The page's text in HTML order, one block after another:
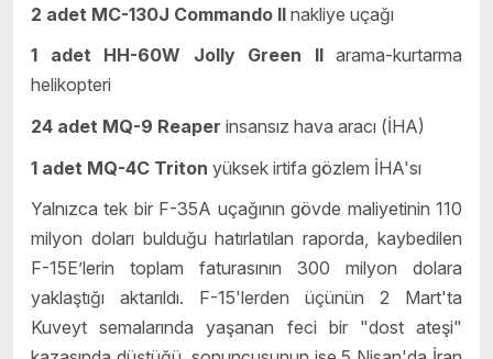
2 adet MC-130J Commando II nakliye uçağı
1 adet HH-60W Jolly Green IIarama-kurtarma
helikopteri
24 adet MQ-9 Reaper insansız hava aracı (İHA)
1 adet MQ-4C Triton yüksek irtifa gözlem İHA'sı
Yalnızca tek bir F-35A uçağının gövde maliyetinin 110
milyon doları bulduğu hatırlatılan raporda, kaybedilen
F-15E’lerin toplam faturasının 300 milyon dolara
yaklaştığı aktarıldı. F-15'lerden üçünün 2 Mart'ta
Kuveyt semalarında yaşanan feci bir "dost ateşi"